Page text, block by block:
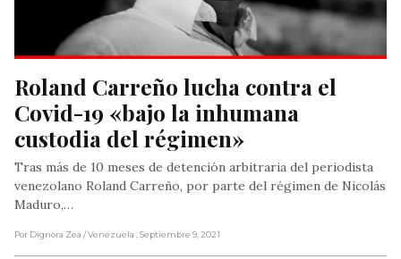
Roland Carreño lucha contra el
Covid-19 «bajo la inhumana
custodia del régimen»
Tras más de 10 meses de detención arbitraria del periodista
venezolano Roland Carreño, por parte del régimen de Nicolás
Maduro,…
Por Dignora Zea / Venezuela , Septiembre 9, 2021